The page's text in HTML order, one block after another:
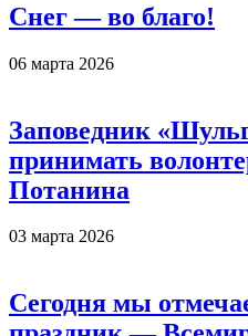
Снег — во благо!
06 марта 2026
Заповедник
принимать
Потанина
03 марта 2026
Сегодня мы